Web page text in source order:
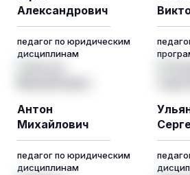
Александрович
педагог по юридическим
дисциплинам
Антон
Михайлович
педагог по юридическим
дисциплинам